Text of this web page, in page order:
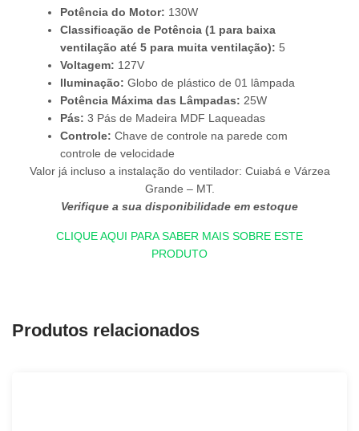
Potência do Motor: 130W
Classificação de Potência (1 para baixa
ventilação até 5 para muita ventilação): 5
Voltagem: 127V
Iluminação: Globo de plástico de 01 lâmpada
Potência Máxima das Lâmpadas: 25W
Pás: 3 Pás de Madeira MDF Laqueadas
Controle: Chave de controle na parede com
controle de velocidade
Valor já incluso a instalação do ventilador: Cuiabá e Várzea
Grande – MT.
Verifique a sua disponibilidade em estoque
CLIQUE AQUI PARA SABER MAIS SOBRE ESTE
PRODUTO
Produtos relacionados